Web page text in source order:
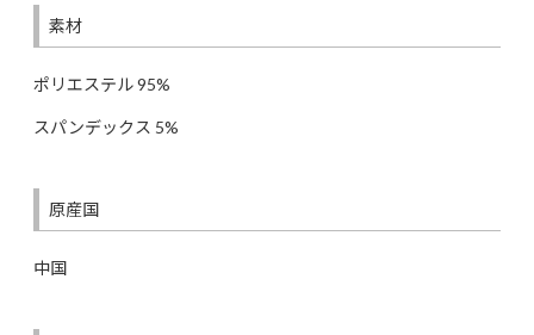
素材
ポリエステル 95%
スパンデックス 5%
原産国
中国